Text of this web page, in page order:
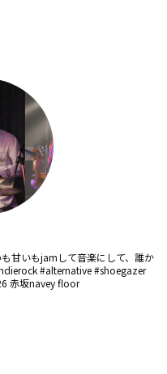
甘いもjamして音楽にして、誰か
#alternative #shoegazer
赤坂navey floor